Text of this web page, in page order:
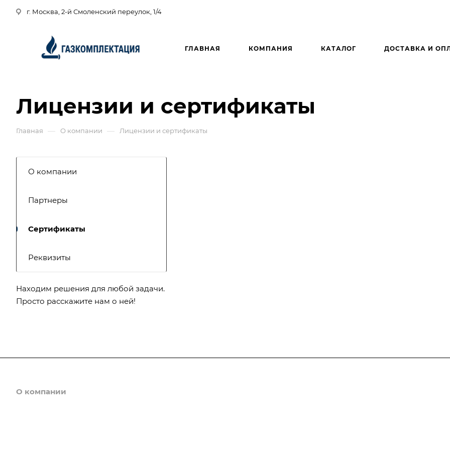
г. Москва, 2-й Смоленский переулок, 1/4
ГЛАВНАЯ КОМПАНИЯ КАТАЛОГ ДОСТАВКА И
Лицензии и сертификаты
Главная — О компании — Лицензии и сертификаты
О компании
Партнеры
Сертификаты
Реквизиты
Находим решения для любой задачи.
Просто расскажите нам о ней!
О компании